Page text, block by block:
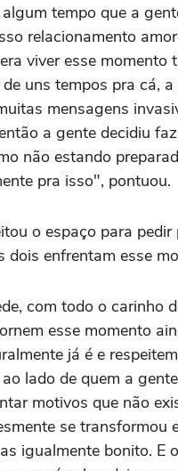
tempo que a
relacionamento
viver esse momento
uns tempos pra cá, a
mensagens
a gente decidiu
não estando
pra isso", pontuou.
o espaço para pedir
dois enfrentam esse
com todo o carinho
esse momento
já é e
lado de quem a
motivos que não
se transformou
igualmente bonito. E